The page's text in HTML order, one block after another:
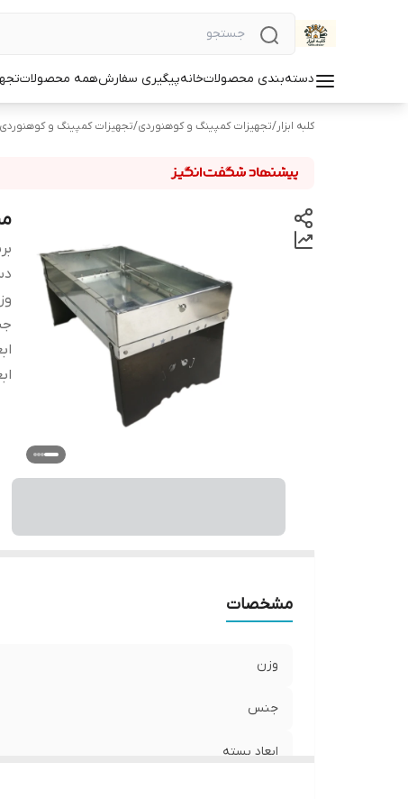
دسته‌بندی محصولاتخانهپیگیری سفارشهمه محصولات
کلبه ابزار/تجهیزات کمپینگ و کوهنوردی/تجهیزات کمپینگ و کوهنوردی
مشخصات
وزن
جنس
ابعاد بسته